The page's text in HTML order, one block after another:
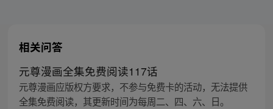
相关问答
元尊漫画全集免费阅读117话
元尊漫画应版权方要求，不参与免费卡的活动，无法提供
全集免费阅读，其更新时间为每周二、四、六、日。